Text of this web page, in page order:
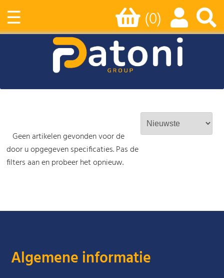
☰ (0)
Geen artikelen gevonden voor de
door u opgegeven specificaties. Pas de
filters aan en probeer het opnieuw.
Algemene informatie